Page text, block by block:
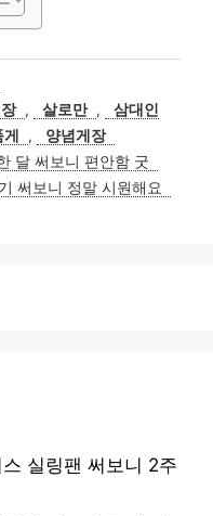
, 살로만 ,
삼대인
,
양념게장
달 써보니 편안함 굿
써보니 정말 시원해요
실링팬 써보니 2주